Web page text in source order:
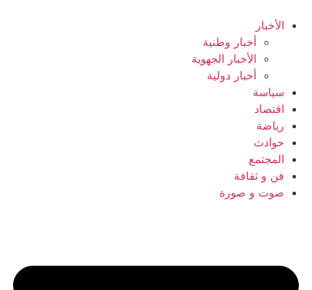
الأخبار
أخبار وطنية
الأخبار الجهوية
أخبار دولية
سياسة
اقتصاد
رياضة
حوادث
المجتمع
فن و ثقافة
صوت و صورة